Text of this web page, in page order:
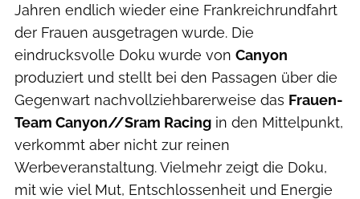
Jahren endlich wieder eine Frankreichrundfahrt
der Frauen ausgetragen wurde. Die
eindrucksvolle Doku wurde von Canyon
produziert und stellt bei den Passagen über die
Gegenwart nachvollziehbarerweise das Frauen-
Team Canyon//Sram Racing in den Mittelpunkt,
verkommt aber nicht zur reinen
Werbeveranstaltung. Vielmehr zeigt die Doku,
mit wie viel Mut, Entschlossenheit und Energie